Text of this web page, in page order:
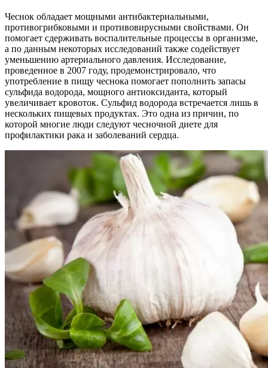
Чеснок обладает мощными антибактериальными,
противогрибковыми и противовирусными свойствами. Он
помогает сдерживать воспалительные процессы в организме,
а по данным некоторых исследований также содействует
уменьшению артериального давления. Исследование,
проведенное в 2007 году, продемонстрировало, что
употребление в пищу чеснока помогает пополнить запасы
сульфида водорода, мощного антиоксиданта, который
увеличивает кровоток. Сульфид водорода встречается лишь в
нескольких пищевых продуктах. Это одна из причин, по
которой многие люди следуют чесночной диете для
профилактики рака и заболеваний сердца.